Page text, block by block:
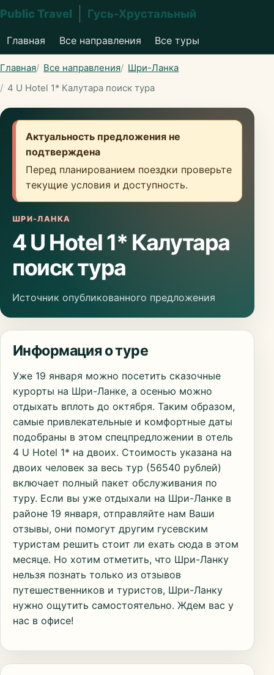
Public Travel Гусь-Хрустальный
Главная Все направления Все туры
Главная Все направления
Шри-Ланка
4 U Hotel 1* Калутара поиск тура
Актуальность предложения не
подтверждена
Перед планированием поездки проверьте
текущие условия и доступность.
ШРИ-ЛАНКА
4 U Hotel 1* Калутара
поиск тура
Источник опубликованного предложения
Информация о туре
Уже 19 января можно посетить сказочные
курорты на Шри-Ланке, а осенью можно
отдыхать вплоть до октября. Таким образом,
самые привлекательные и комфортные даты
подобраны в этом спецпредложении в отель
4 U Hotel 1* на двоих. Стоимость указана на
двоих человек за весь тур (56540 рублей)
включает полный пакет обслуживания по
туру. Если вы уже отдыхали на Шри-Ланке в
районе 19 января, отправляйте нам Ваши
отзывы, они помогут другим гусевским
туристам решить стоит ли ехать сюда в этом
месяце. Но хотим отметить, что Шри-Ланку
нельзя познать только из отзывов
путешественников и туристов, Шри-Ланку
нужно ощутить самостоятельно. Ждем вас у
нас в офисе!